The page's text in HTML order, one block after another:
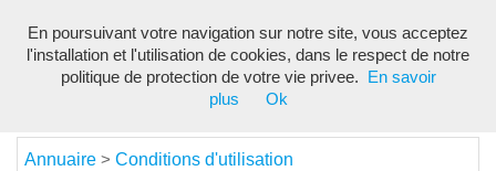
Annuaire > Conditions d'utilisation
En poursuivant votre navigation sur notre site, vous acceptez
l'installation et l'utilisation de cookies, dans le respect de notre
politique de protection de votre vie privee.
En savoir
plus
Ok